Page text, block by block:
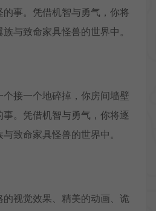
事。凭借机智与勇气，你将
与致命家具怪兽的世界中。
接一个地碎掉，你房间墙壁
。凭借机智与勇气，你将逐
致命家具怪兽的世界中。
视觉效果、精美的动画、诡